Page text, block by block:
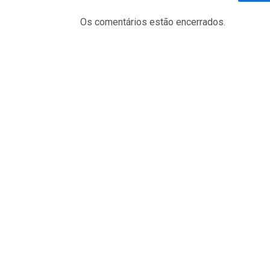
Os comentários estão encerrados.